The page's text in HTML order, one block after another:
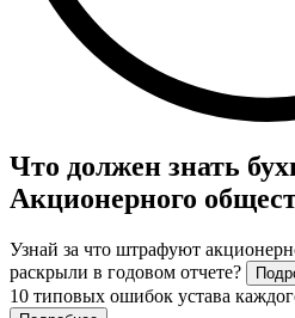
Что должен знать
Акционерного
Узнай за что штрафуют
раскрыли в годовом отчете?
10 типовых ошибок устава